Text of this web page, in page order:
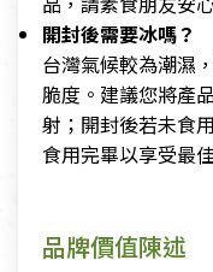
開封後需要冰嗎？
台灣氣候較為潮濕
脆度。建議您將產
射；開封後若未食
食用完畢以享受最
品牌價值陳述